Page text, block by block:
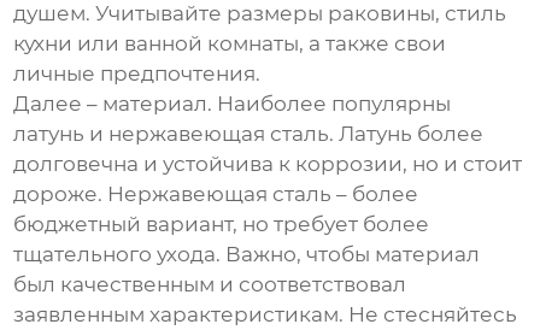
душем. Учитывайте размеры раковины, стиль
кухни или ванной комнаты, а также свои
личные предпочтения.
Далее – материал. Наиболее популярны
латунь и нержавеющая сталь. Латунь более
долговечна и устойчива к коррозии, но и стоит
дороже. Нержавеющая сталь – более
бюджетный вариант, но требует более
тщательного ухода. Важно, чтобы материал
был качественным и соответствовал
заявленным характеристикам. Не стесняйтесь